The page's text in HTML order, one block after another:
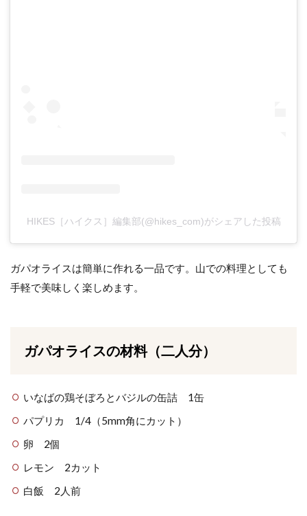
HIKES［ハイクス］編集部(@hikes_com)がシェアした投稿
ガパオライスは簡単に作れる一品です。山での料理としても
手軽で美味しく楽しめます。
ガパオライスの材料（二人分）
いなばの鶏そぼろとバジルの缶詰 1缶
パプリカ 1/4（5mm角にカット）
卵 2個
レモン 2カット
白飯 2人前